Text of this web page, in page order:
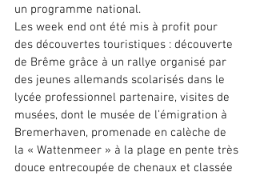
un programme national.
Les week end ont été mis à profit pour
des découvertes touristiques : découverte
de Brême grâce à un rallye organisé par
des jeunes allemands scolarisés dans le
lycée professionnel partenaire, visites de
musées, dont le musée de l’émigration à
Bremerhaven, promenade en calèche de
la « Wattenmeer » à la plage en pente très
douce entrecoupée de chenaux et classée